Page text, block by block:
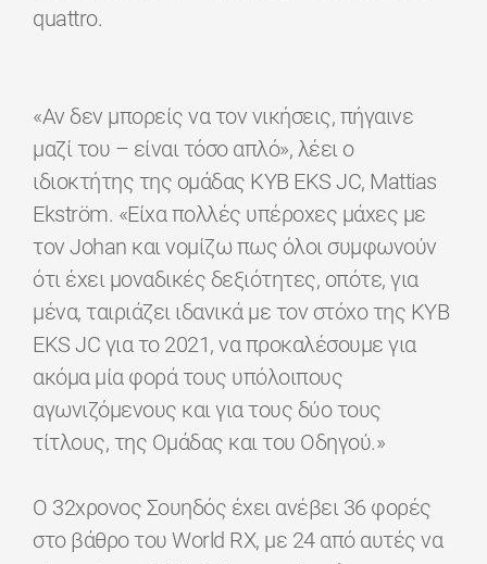
quattro.
«Αν δεν μπορείς να τον νικήσεις, πήγαινε
μαζί του – είναι τόσο απλό», λέει ο
ιδιοκτήτης της ομάδας KYB EKS JC, Mattias
Ekström. «Είχα πολλές υπέροχες μάχες με
τον Johan και νομίζω πως όλοι συμφωνούν
ότι έχει μοναδικές δεξιότητες, οπότε, για
μένα, ταιριάζει ιδανικά με τον στόχο της KYB
EKS JC για το 2021, να προκαλέσουμε για
ακόμα μία φορά τους υπόλοιπους
αγωνιζόμενους και για τους δύο τους
τίτλους, της Ομάδας και του Οδηγού.»
Ο 32χρονος Σουηδός έχει ανέβει 36 φορές
στο βάθρο του World RX, με 24 από αυτές να